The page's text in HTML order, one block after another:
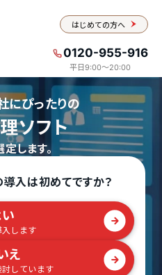
はじめての方へ
0120-955-916
平日9:00〜20:00
にぴったりの
ソフト
します。
入は初めてですか？
します
え
しています